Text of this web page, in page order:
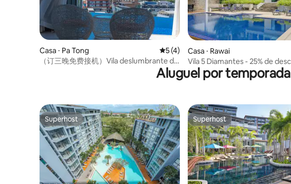
cada dois dias (a troca de lençóis não está
incluída), as toalhas de banho são
trocadas durante a limpeza.
Casa ⋅ Pa Tong 5 de uma avaliação média de 5, 4
5 (4)
（订三晚免费接机）Vila deslumbrante de
4 quartos com piscina e vista para o mar
Casa ⋅ Rawai
Vila 5 Diamantes - 25% de
recém-renovada perto da
Aluguel por
Superhost
Superhost Superhost
Superhost